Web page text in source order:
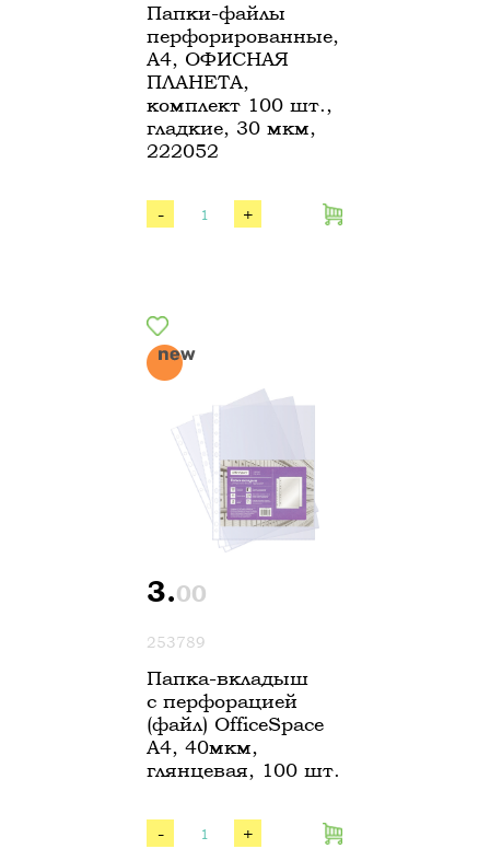
Папки-файлы
перфорированные,
А4, ОФИСНАЯ
ПЛАНЕТА,
комплект 100 шт.,
гладкие, 30 мкм,
222052
- +
3.00
253789
Папка-вкладыш
с перфорацией
(файл) OfficeSpace
А4, 40мкм,
глянцевая, 100 шт.
- +